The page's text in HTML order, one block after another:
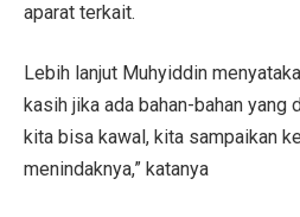
aparat terkait.
Lebih lanjut Muhyiddin
kasih jika ada bahan-bahan yang
kita bisa kawal, kita sampaikan
menindaknya,” katanya